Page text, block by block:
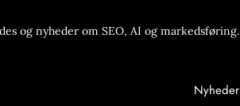
og nyheder om SEO, AI og markedsføring.
Nyheder